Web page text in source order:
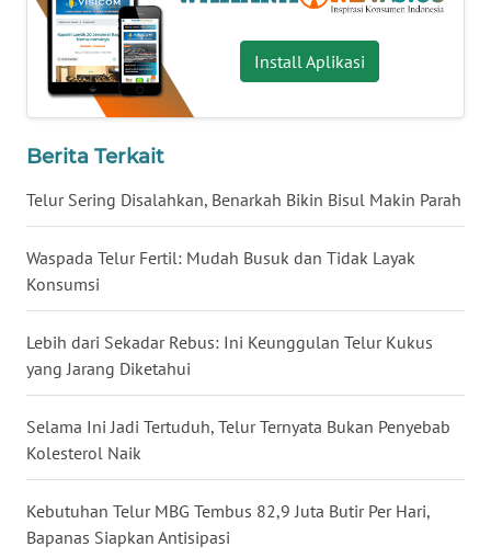
Install Aplikasi
Berita Terkait
Telur Sering Disalahkan, Benarkah Bikin Bisul Makin Parah
Waspada Telur Fertil: Mudah Busuk dan Tidak Layak
Konsumsi
Lebih dari Sekadar Rebus: Ini Keunggulan Telur Kukus
yang Jarang Diketahui
Selama Ini Jadi Tertuduh, Telur Ternyata Bukan Penyebab
Kolesterol Naik
Kebutuhan Telur MBG Tembus 82,9 Juta Butir Per Hari,
Bapanas Siapkan Antisipasi
WN
BABEL
WN
WN
LAMPUNG
WN
JATENG
WN
NUSANTARA